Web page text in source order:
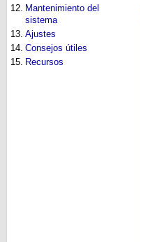
12. Mantenimiento del
sistema
13. Ajustes
14. Consejos útiles
15. Recursos